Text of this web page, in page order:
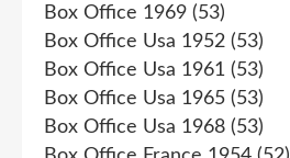
Box Office 1969 (53)
Box Office Usa 1952 (53)
Box Office Usa 1961 (53)
Box Office Usa 1965 (53)
Box Office Usa 1968 (53)